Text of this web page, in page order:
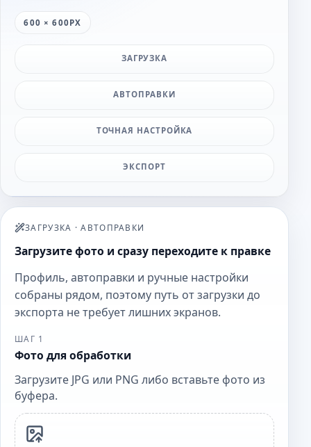
600 × 600PX
ЗАГРУЗКА
АВТОПРАВКИ
ТОЧНАЯ НАСТРОЙКА
ЭКСПОРТ
ЗАГРУЗКА ·АВТОПРАВКИ
Загрузите фото и сразу переходите к правке
Профиль, автоправки и ручные настройки
собраны рядом, поэтому путь от загрузки до
экспорта не требует лишних экранов.
ШАГ 1
Фото для обработки
Загрузите JPG или PNG либо вставьте фото из
буфера.